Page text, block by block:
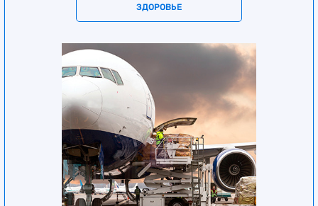
ЗДОРОВЬЕ